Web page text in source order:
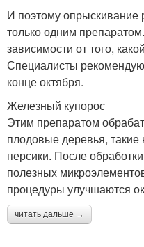
И поэтому опрыскивание
только одним
зависимости от того,
Специалисты
конце октября.
Железный купорос
Этим препаратом
плодовые деревья,
персики. После
полезных
процедуры улучшаются
читать дальше →